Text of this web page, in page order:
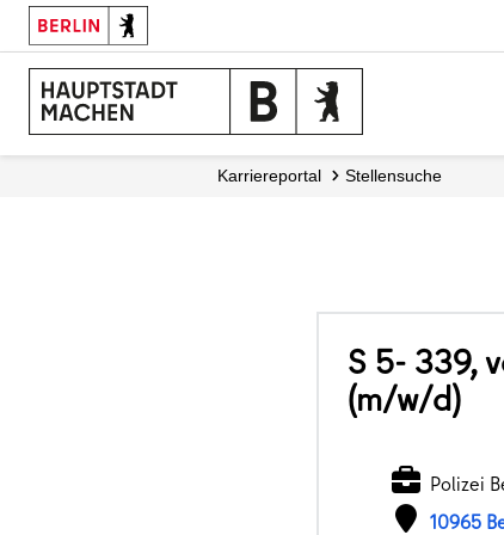
Karriereportal Stellensuche
S 5- 339,
(m/w/d)
Polizei
10965